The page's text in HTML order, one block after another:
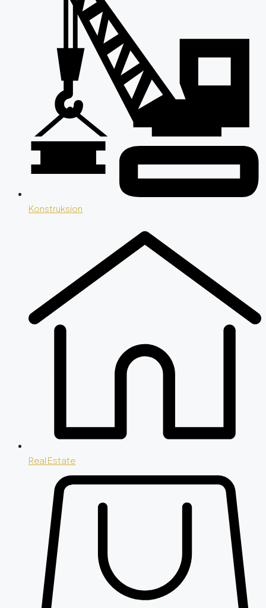
Konstruksion
Real Estate